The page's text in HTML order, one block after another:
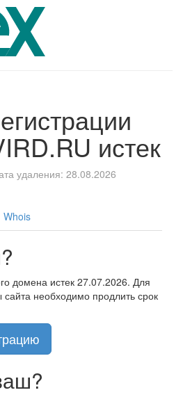
истек
удаления: 28.08.2026
Whois
домена истек 27.07.2026. Для
сайта необходимо продлить срок